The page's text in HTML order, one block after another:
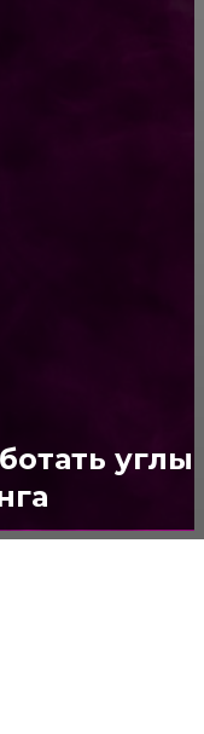
углы